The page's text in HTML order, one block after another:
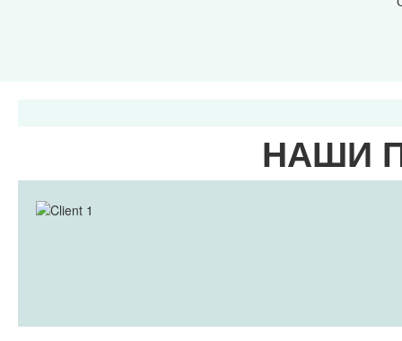
НАШИ